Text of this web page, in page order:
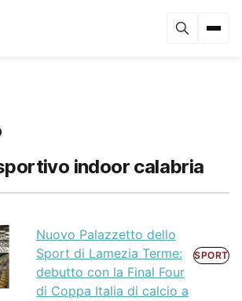
indoor calabria
Nuovo Palazzetto dello
Sport di Lamezia Terme:
debutto con la Final Four
di Coppa Italia di calcio a
SPORT